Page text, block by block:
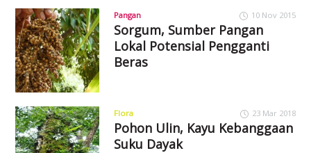
Pangan 10 Nov 2015
Sorgum, Sumber Pangan
Lokal Potensial Pengganti
Beras
Flora 23 Mar 2018
Pohon Ulin, Kayu Kebanggaan
Suku Dayak